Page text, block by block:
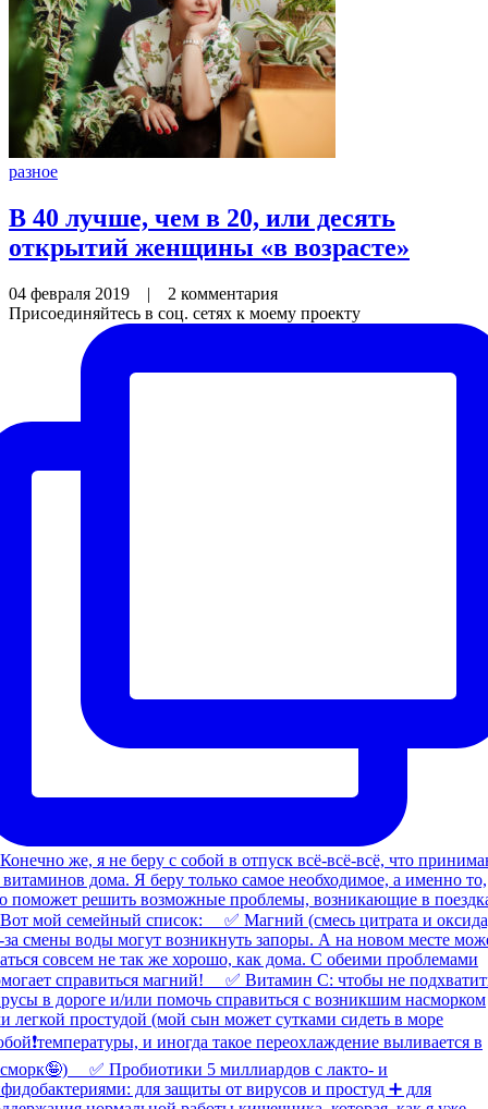
разное
В 40 лучше, чем в 20, или десять
открытий женщины «в возрасте»
04 февраля 2019 | 2 комментария
Присоединяйтесь в соц. сетях к моему проекту